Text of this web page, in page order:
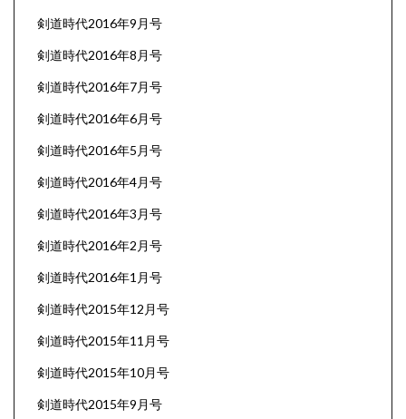
剣道時代2016年9月号
剣道時代2016年8月号
剣道時代2016年7月号
剣道時代2016年6月号
剣道時代2016年5月号
剣道時代2016年4月号
剣道時代2016年3月号
剣道時代2016年2月号
剣道時代2016年1月号
剣道時代2015年12月号
剣道時代2015年11月号
剣道時代2015年10月号
剣道時代2015年9月号